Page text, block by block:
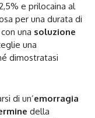
e prilocaina al
per una durata di
una soluzione
una
dimostratasi
di un’emorragia
della